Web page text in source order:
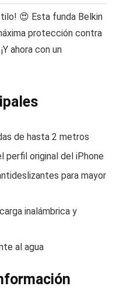
😍 Esta funda Belkin
protección contra
ahora con un
de hasta 2 metros
perfil original del iPhone
para mayor
inalámbrica y
al agua